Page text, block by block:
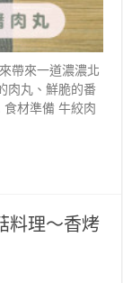
帶來一道濃濃北
肉丸、鮮脆的番
材準備 牛絞肉
料理～香烤